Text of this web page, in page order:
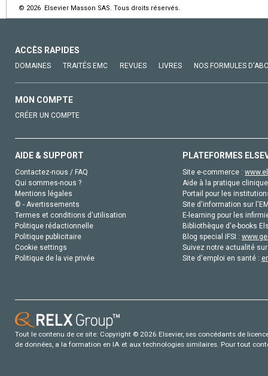
© 2026 Elsevier Masson SAS. Tous droits réservés.
ACCÈS RAPIDES
DOMAINES TRAITÉS EMC REVUES LIVRES NOS FORMULES
MON COMPTE
CRÉER UN COMPTE
AIDE & SUPPORT
Contactez-nous / FAQ
Qui sommes-nous ?
Mentions légales
© - Avertissements
Termes et conditions d'utilisation
Politique rédactionnelle
Politique publicitaire
Cookie settings
Politique de la vie privée
PLATEFORMES
Site e-commerce :
Aide à la pratique
Portail pour les
Site d'information sur
E-learning pour les
Bibliothèque d'e-books
Blog special IFSI :
Suivez notre actualité
Site d'emploi en santé :
Tout le contenu de ce site: Copyright © 2026 Elsevier, ses concédants de
de données, a la formation en IA et aux technologies similaires. Pour tout